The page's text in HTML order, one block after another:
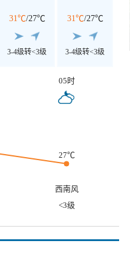
31℃/27℃
3-4级转<3级
31℃/27℃
3-4级转<3级
05时
27℃
西南风
<3级